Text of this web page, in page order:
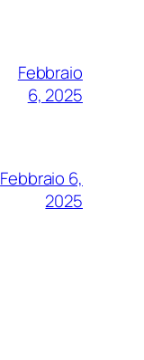
Febbraio
6, 2025
Febbraio 6,
2025